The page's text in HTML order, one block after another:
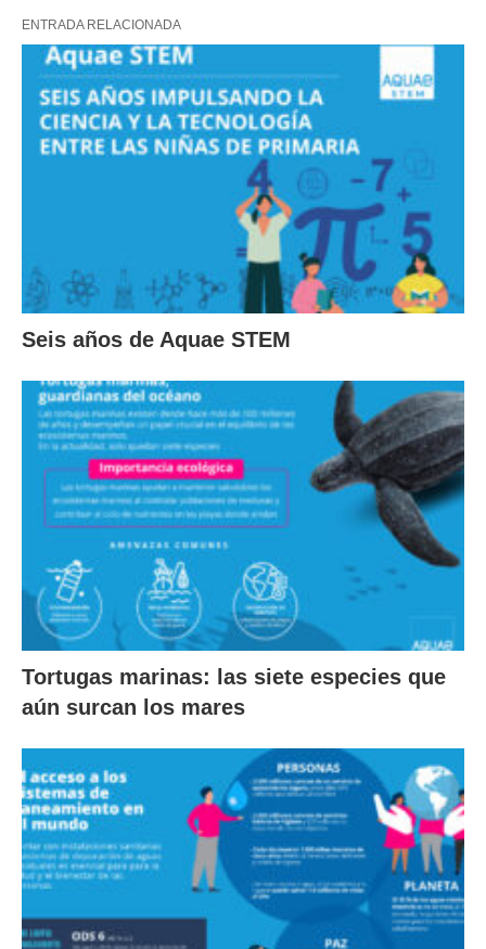
ENTRADA RELACIONADA
Seis años de Aquae STEM
Tortugas marinas: las siete especies que
aún surcan los mares